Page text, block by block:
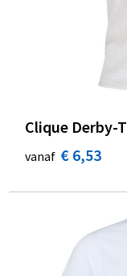
Clique Derby-T
vanaf € 6,53